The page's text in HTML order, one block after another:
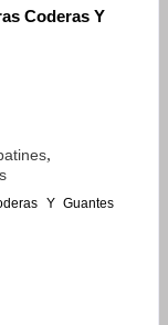
Coderas Y
,
Y Guantes